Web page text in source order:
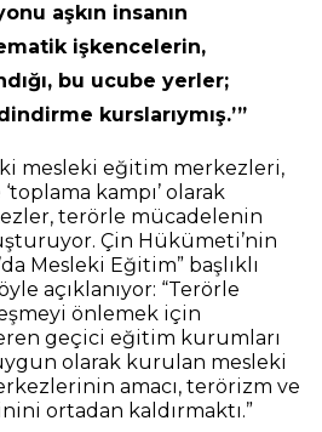
aşkın insanın
işkencelerin,
bu ucube yerler;
kurslarıymış.’”
mesleki eğitim merkezleri,
kampı’ olarak
terörle mücadelenin
Çin Hükümeti’nin
Mesleki Eğitim” başlıklı
açıklanıyor: “Terörle
önlemek için
geçici eğitim kurumları
olarak kurulan mesleki
amacı, terörizm ve
ortadan kaldırmaktı.”